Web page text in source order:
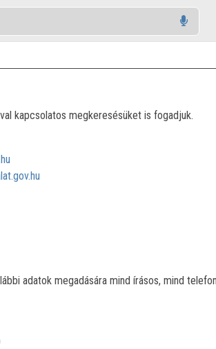
kapcsolatos megkeresésüket is fogadjuk.
adatok megadására mind írásos, mind